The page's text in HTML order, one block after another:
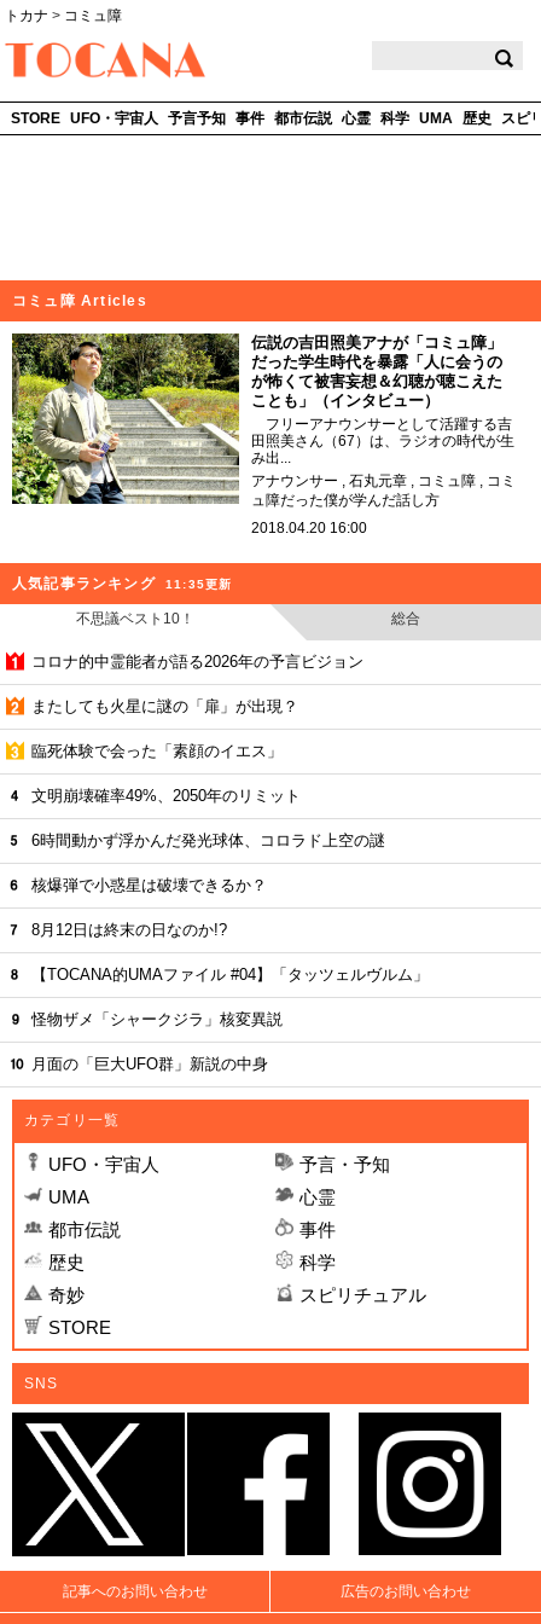
トカナ > コミュ障
STORE UFO・宇宙人 予言予知 事件 都市伝説 心霊 科学 UMA 歴史 スピ
コミュ障 Articles
伝説の吉田照美アナが「コミュ障」
だった学生時代を暴露「人に会うの
が怖くて被害妄想＆幻聴が聴こえた
ことも」（インタビュー）
フリーアナウンサーとして活躍する吉
田照美さん（67）は、ラジオの時代が生
み出...
アナウンサー
石丸元章 コミュ障
コミ
ュ障だった僕が学んだ話し方
2018.04.20 16:00
人気記事ランキング 11:35更新
不思議ベスト10！ 総合
コロナ的中霊能者が語る2026年の予言ビジョン
またしても火星に謎の「扉」が出現？
臨死体験で会った「素顔のイエス」
文明崩壊確率49%、2050年のリミット
6時間動かず浮かんだ発光球体、コロラド上空の謎
核爆弾で小惑星は破壊できるか？
8月12日は終末の日なのか!?
【TOCANA的UMAファイル #04】「タッツェルヴルム」
怪物ザメ「シャークジラ」核変異説
月面の「巨大UFO群」新説の中身
カテゴリ一覧
UFO・宇宙人
予言・予知
UMA
心霊
都市伝説
事件
歴史
科学
奇妙
スピリチュアル
STORE
SNS
記事へのお問い合わせ 広告のお問い合わせ